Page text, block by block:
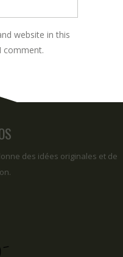
website in this
comment.
des idées originales et de